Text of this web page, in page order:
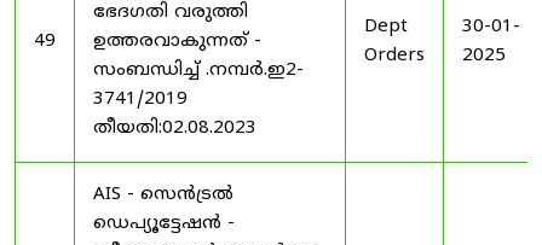
49
ഭേദഗതി വരുത്തി
ഉത്തരവാകുന്നത് -
സംബന്ധിച്ച് .നമ്പർ.ഇ2-
3741/2019
തീയതി:02.08.2023
Dept
Orders
30-01-
2025
AIS - സെൻട്രൽ
ഡെപ്യൂട്ടേഷൻ -